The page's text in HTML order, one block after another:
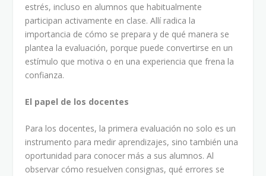
estrés, incluso en alumnos que habitualmente
participan activamente en clase. Allí radica la
importancia de cómo se prepara y de qué manera se
plantea la evaluación, porque puede convertirse en un
estímulo que motiva o en una experiencia que frena la
confianza.
El papel de los docentes
Para los docentes, la primera evaluación no solo es un
instrumento para medir aprendizajes, sino también una
oportunidad para conocer más a sus alumnos. Al
observar cómo resuelven consignas, qué errores se